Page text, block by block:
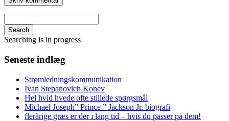
Search
Searching is in progress
Seneste indlæg
Strømledningskommunikation
Ivan Stepanovich Konev
Hel hvid hvede ofte stillede spørgsmål
Michael Joseph” Prince ” Jackson Jr. biografi
flerårige græs er der i lang tid – hvis du passer på dem!